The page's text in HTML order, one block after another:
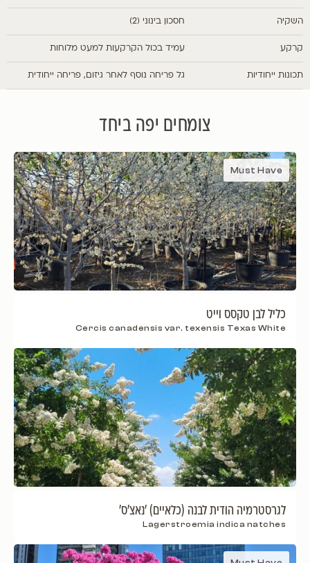
השקיה חסכון בינוני (2)
קרקע עמיד בכול הקרקעות למעט מלוחות
תכונות ייחודיות גל פריחה נוסף לאחר גיזום, פריחה ייחודית
צומחים יפה ביחד
Must Have
כליל לבן טקסס וייט
Cercis canadensis var. texensis Texas White
לגרסטרמיה הודית לבנה (כלאיים) 'נאצ'ס'
Lagerstroemia indica natches